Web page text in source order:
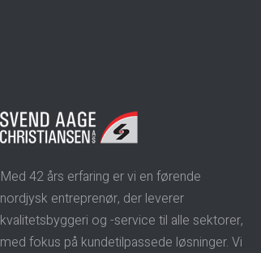
Med 42 års erfaring er vi en førende
nordjysk entreprenør, der leverer
kvalitetsbyggeri og -service til alle sektorer,
med fokus på kundetilpassede løsninger. Vi